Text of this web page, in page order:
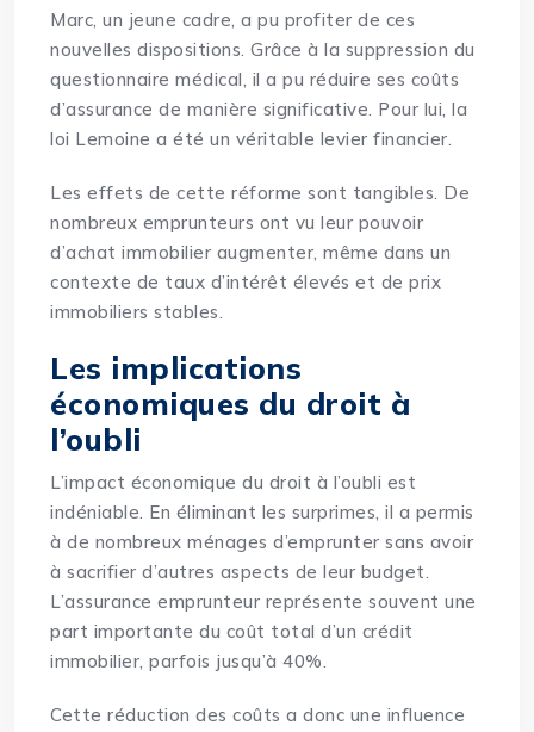
Marc, un jeune cadre, a pu profiter de ces
nouvelles dispositions. Grâce à la suppression du
questionnaire médical, il a pu réduire ses coûts
d’assurance de manière significative. Pour lui, la
loi Lemoine a été un véritable levier financier.
Les effets de cette réforme sont tangibles. De
nombreux emprunteurs ont vu leur pouvoir
d’achat immobilier augmenter, même dans un
contexte de taux d’intérêt élevés et de prix
immobiliers stables.
Les implications
économiques du droit à
l’oubli
L’impact économique du droit à l’oubli est
indéniable. En éliminant les surprimes, il a permis
à de nombreux ménages d’emprunter sans avoir
à sacrifier d’autres aspects de leur budget.
L’assurance emprunteur représente souvent une
part importante du coût total d’un crédit
immobilier, parfois jusqu’à 40%.
Cette réduction des coûts a donc une influence